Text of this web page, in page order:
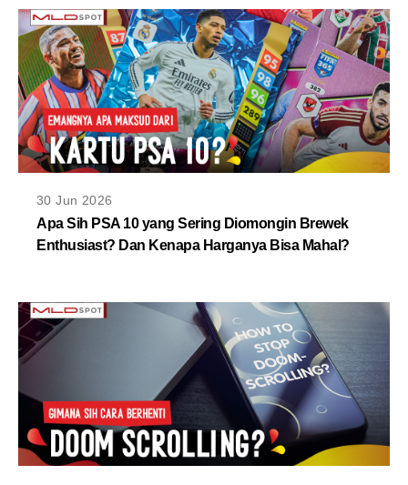
30 Jun 2026
Apa Sih PSA 10 yang Sering Diomongin Brewek
Enthusiast? Dan Kenapa Harganya Bisa Mahal?